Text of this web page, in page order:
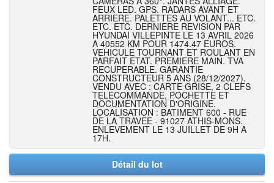
FEUX LED. GPS. RADARS AVANT ET
ARRIERE. PALETTES AU VOLANT... ETC.
ETC. ETC. DERNIERE REVISION PAR
HYUNDAI VILLEPINTE LE 13 AVRIL 2026
A 40552 KM POUR 1474.47 EUROS.
VEHICULE TOURNANT ET ROULANT EN
PARFAIT ETAT. PREMIERE MAIN. TVA
RECUPERABLE. GARANTIE
CONSTRUCTEUR 5 ANS (28/12/2027).
VENDU AVEC : CARTE GRISE, 2 CLEFS
TELECOMMANDE, POCHETTE ET
DOCUMENTATION D'ORIGINE.
LOCALISATION : BATIMENT 600 - RUE
DE LA TRAVEE - 91027 ATHIS-MONS.
ENLEVEMENT LE 13 JUILLET DE 9H A
17H.
Détail du lot